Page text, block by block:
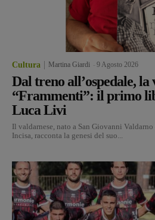
Cultura Martina Giardi 9 Agosto 2026
Dal treno all’ospedale, la
“Frammenti”: il primo
Luca Livi
Il valdarnese, nato a San Giovanni
Incisa, racconta la genesi del suo...